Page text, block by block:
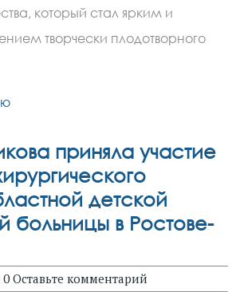
который стал ярким и
творчески плодотворного
приняла участие
детской
больницы в Ростове-
0 Оставьте комментарий